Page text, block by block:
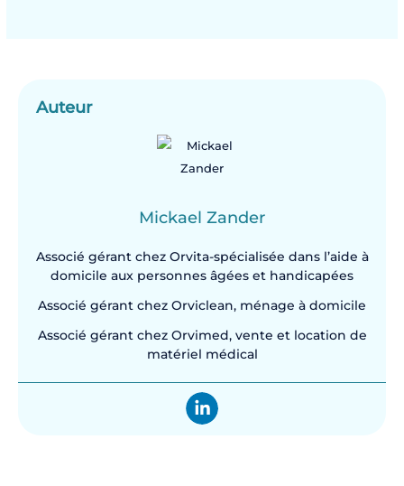
Auteur
Mickael Zander
Associé gérant chez Orvita-spécialisée dans l’aide à
domicile aux personnes âgées et handicapées
Associé gérant chez Orviclean, ménage à domicile
Associé gérant chez Orvimed, vente et location de
matériel médical